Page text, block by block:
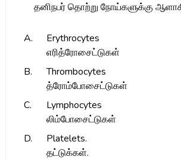
தனிநபர் தொற்று நோய்களுக்கு
A.
Erythrocytes
எரித்ரோசைட்டுகள்
B.
Thrombocytes
த்ரோம்போசைட்டுகள்
C.
Lymphocytes
லிம்போசைட்டுகள்
D.
Platelets.
தட்டுக்கள்.